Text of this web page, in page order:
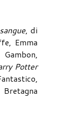
, di
Emma
Potter